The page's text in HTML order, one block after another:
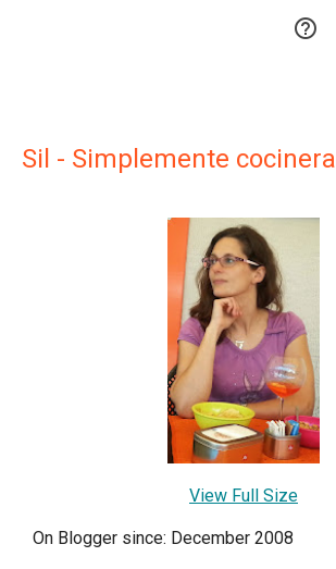

Sil - Simplemente cocinera
View Full Size
On Blogger since: December 2008